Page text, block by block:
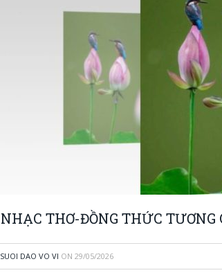
NHẠC THƠ-ĐỒNG THỨC
SUOI DAO VO VI ON 29/05/2026